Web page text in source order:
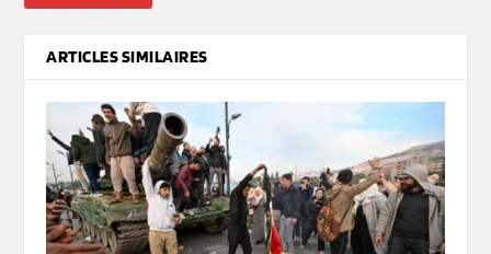
ARTICLES SIMILAIRES